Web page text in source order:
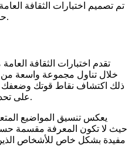
تم تصميم اختبارات الثقافة
حول مجموعة متنوعة من المواضيع.
تقدم اختبارات الثقافة
خلال تناول مجموعة واسعة من
ذلك اكتشاف نقاط قوتك وضعفك
على تحديد المواضيع التي تحتاج إلى تعميق.
يعكس تنسيق المواضيع
حيث لا تكون المعرفة مقسمة
مفيدة بشكل خاص للأشخاص